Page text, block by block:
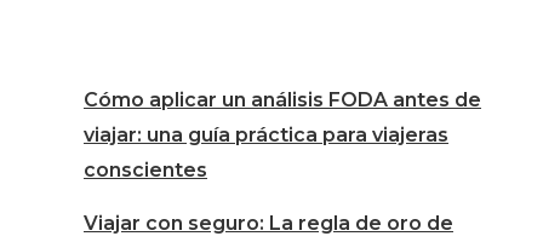
Cómo aplicar un análisis FODA antes de
viajar: una guía práctica para viajeras
conscientes
Viajar con seguro: La regla de oro de